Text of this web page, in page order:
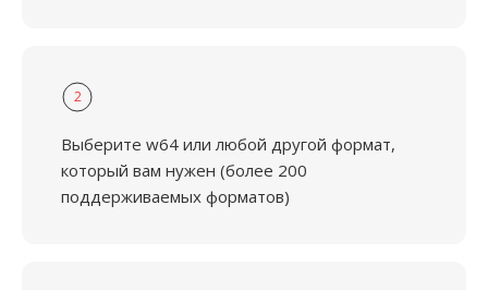
2
Выберите w64 или любой другой формат,
который вам нужен (более 200
поддерживаемых форматов)